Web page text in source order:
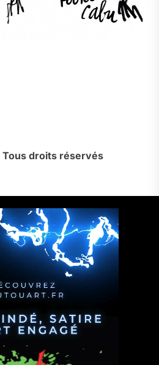
Tous droits réservés